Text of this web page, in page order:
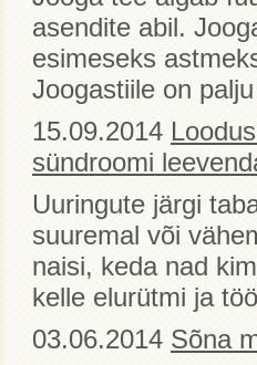
asendite abil.
esimeseks
Joogastiile on
15.09.2014
sündroomi
Uuringute järgi
suuremal või
naisi, keda nad
kelle elurütmi ja
03.06.2014 Sõna